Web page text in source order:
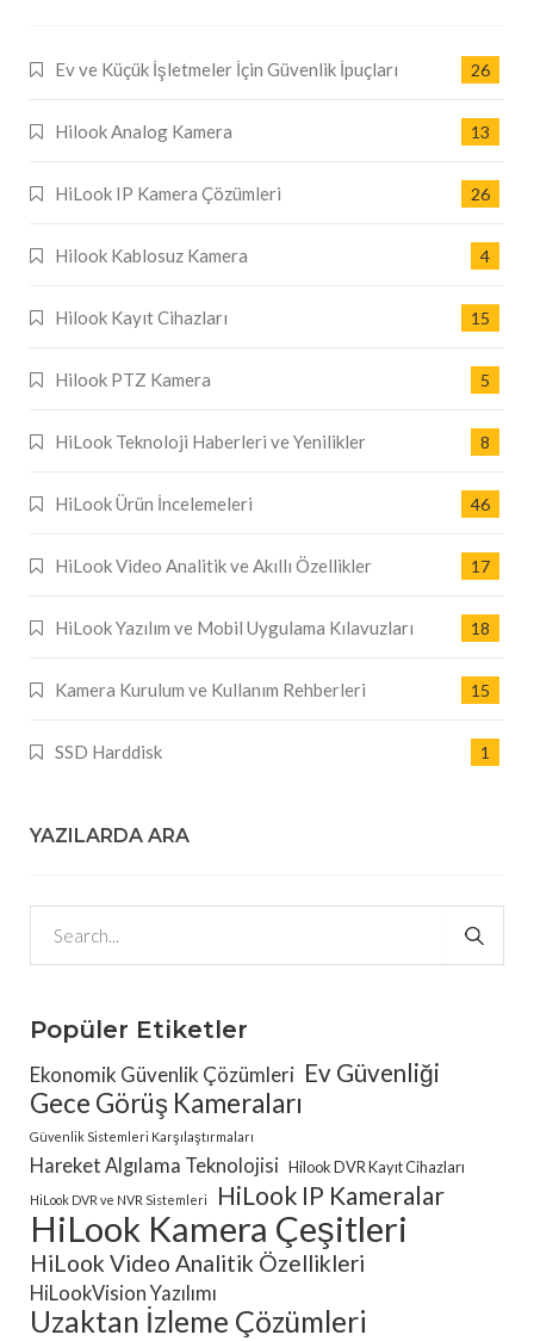
Ev ve Küçük İşletmeler İçin Güvenlik İpuçları 26
Hilook Analog Kamera 13
HiLook IP Kamera Çözümleri 26
Hilook Kablosuz Kamera 4
Hilook Kayıt Cihazları 15
Hilook PTZ Kamera 5
HiLook Teknoloji Haberleri ve Yenilikler 8
HiLook Ürün İncelemeleri 46
HiLook Video Analitik ve Akıllı Özellikler 17
HiLook Yazılım ve Mobil Uygulama Kılavuzları 18
Kamera Kurulum ve Kullanım Rehberleri 15
SSD Harddisk 1
YAZILARDA ARA
Popüler Etiketler
Ekonomik Güvenlik Çözümleri Ev Güvenliği
Gece Görüş Kameraları
Güvenlik Sistemleri Karşılaştırmaları
Hareket Algılama Teknolojisi Hilook DVR Kayıt Cihazları
HiLook DVR ve NVR Sistemleri HiLook IP Kameralar
HiLook Kamera Çeşitleri
HiLook Video Analitik Özellikleri
HiLookVision Yazılımı
Uzaktan İzleme Çözümleri